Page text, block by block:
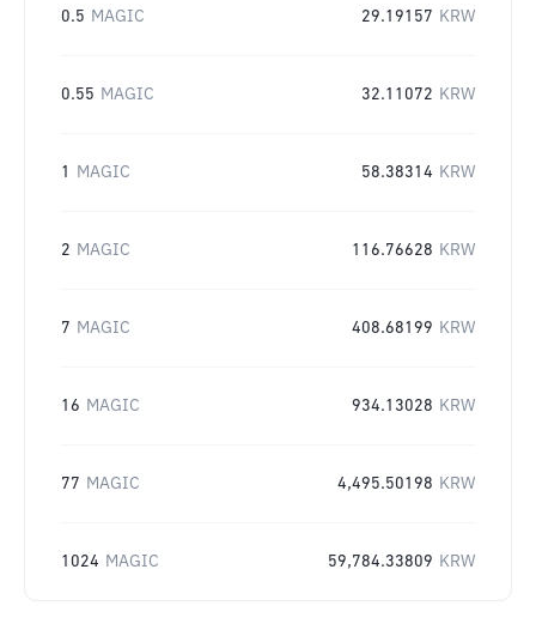
0.5 MAGIC 29.19157 KRW
0.55 MAGIC 32.11072 KRW
1 MAGIC 58.38314 KRW
2 MAGIC 116.76628 KRW
7 MAGIC 408.68199 KRW
16 MAGIC 934.13028 KRW
77 MAGIC 4,495.50198 KRW
1024 MAGIC 59,784.33809 KRW